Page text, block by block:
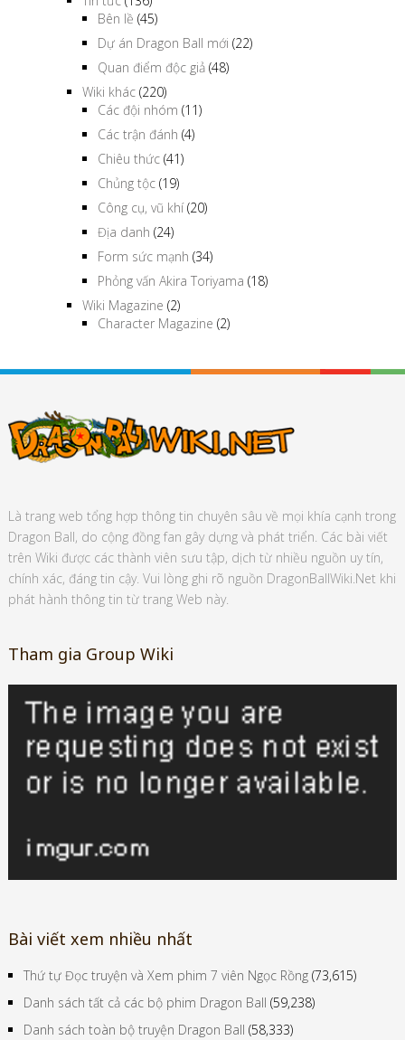
Bên lề (45)
Dự án Dragon Ball mới (22)
Quan điểm độc giả (48)
Wiki khác (220)
Các đội nhóm (11)
Các trận đánh (4)
Chiêu thức (41)
Chủng tộc (19)
Công cụ, vũ khí(20)
Địa danh (24)
Form sức mạnh (34)
Phỏng vấn Akira Toriyama (18)
Wiki Magazine (2)
Character Magazine (2)
Là trang web tổng hợp thông tin chuyên sâu về mọi khía cạnh trong
Dragon Ball, do cộng đồng fan gây dựng và phát triển. Các bài viết
trên Wiki được các thành viên sưu tập, dịch từ nhiều nguồn uy tín,
chính xác, đáng tin cậy. Vui lòng ghi rõ nguồn DragonBallWiki.Net khi
phát hành thông tin từ trang Web này.
Tham gia Group Wiki
Bài viết xem nhiều nhất
Thứ tự Đọc truyện và Xem phim 7 viên Ngọc Rồng (73,615)
Danh sách tất cả các bộ phim Dragon Ball (59,238)
Danh sách toàn bộ truyện Dragon Ball (58,333)